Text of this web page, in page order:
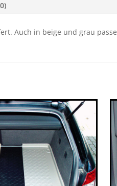
Auch in beige und grau